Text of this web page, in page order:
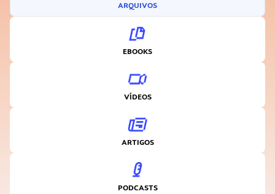
ARQUIVOS
EBOOKS
VÍDEOS
ARTIGOS
PODCASTS